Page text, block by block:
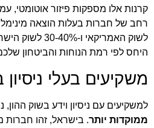
קרנות אלו מספקות פיזור אוטומטי,
לשוק האמריקאי
היחס לפי רמת הנוחות והביטחון
משקיעים בעלי ניסיון
למשקיעים עם ניסיון וידע בשוק ההון,
ממוקדות יותר. בישראל, זהו חברות